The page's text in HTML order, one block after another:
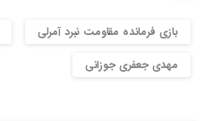
بازی فرمانده مقاومت نبرد آمرلی
مهدی جعفری جوزانی